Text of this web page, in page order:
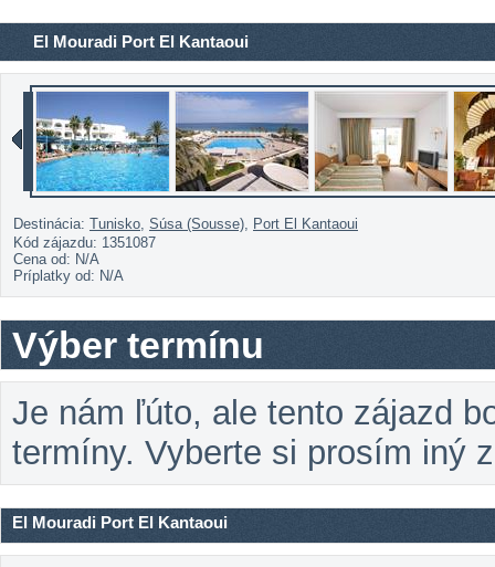
El Mouradi Port El Kantaoui
Destinácia: Tunisko, Súsa (Sousse), Port El Kantaoui
Kód zájazdu: 1351087
Cena od: N/A
Príplatky od: N/A
Výber termínu
Je nám ľúto, ale tento zájazd
termíny. Vyberte si prosím iný
El Mouradi Port El Kantaoui